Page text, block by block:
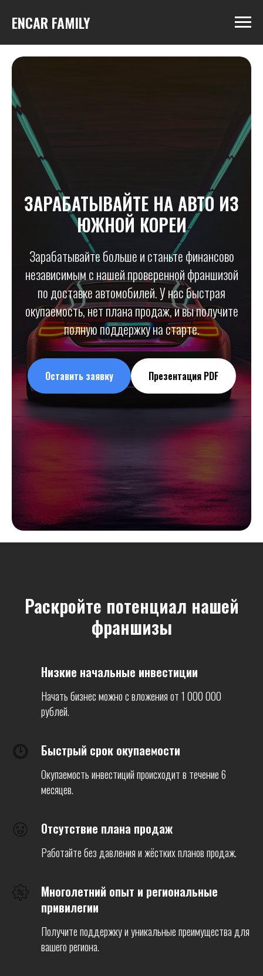
ENCAR FAMILY
ЗАРАБАТЫВАЙТЕ НА АВТО ИЗ
ЮЖНОЙ КОРЕИ
Зарабатывайте больше и станьте финансово
независимым с нашей проверенной франшизой
по доставке автомобилей. У нас быстрая
окупаемость, нет плана продаж, и вы получите
полную поддержку на старте.
Оставить заявку Презентация PDF
Раскройте потенциал нашей
франшизы
Низкие начальные инвестиции
Начать бизнес можно с вложения от 1 000 000
рублей.
Быстрый срок окупаемости
Окупаемость инвестиций происходит в течение 6
месяцев.
Отсутствие плана продаж
Работайте без давления и жёстких планов продаж.
Многолетний опыт и региональные
привилегии
Получите поддержку и уникальные преимущества для
вашего региона.